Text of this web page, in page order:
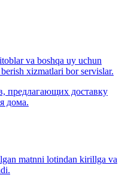
va boshqa uy uchun
xizmatlari bor servislar.
предлагающих доставку
дома.
matnni lotindan kirillga va